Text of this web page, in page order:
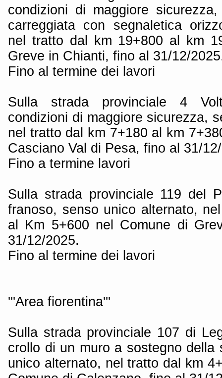
condizioni di maggiore
carreggiata con segnaletica
nel tratto dal km 19+800 al km
Greve in Chianti, fino al 31/12/
Fino al termine dei lavori
Sulla strada provinciale 4
condizioni di maggiore sicurezza,
nel tratto dal km 7+180 al km
Casciano Val di Pesa, fino al 31/
Fino a termine lavori
Sulla strada provinciale 119 del
franoso, senso unico alternato,
al Km 5+600 nel Comune di
31/12/2025.
Fino al termine dei lavori
'''Area fiorentina'''
Sulla strada provinciale 107 di
crollo di un muro a sostegno della
unico alternato, nel tratto dal km